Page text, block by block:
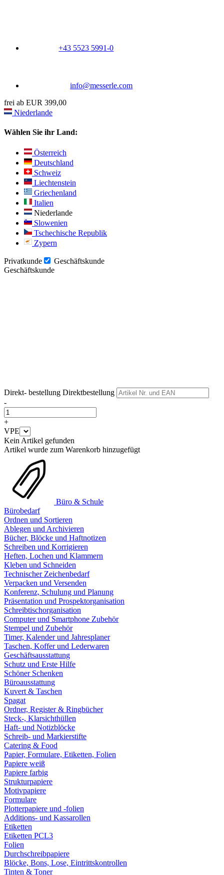
+43 5523 5991-0
info@messerle.com
frei ab EUR 399,00
Niederlande
Wählen Sie ihr Land:
Österreich
Deutschland
Schweiz
Liechtenstein
Griechenland
Italien
Niederlande
Slowenien
Tschechische Republik
Zypern
Privatkunde
Geschäftskunde
Geschäftskunde
Direkt- bestellung Direktbestellung
-
+
VPE
Kein Artikel gefunden
Artikel wurde zum Warenkorb hinzugefügt
Büro & Schule
Bürobedarf
Ordnen und Sortieren
Ablegen und Archivieren
Bücher, Blöcke und Haftnotizen
Schreiben und Korrigieren
Heften, Lochen und Klammern
Kleben und Schneiden
Technischer Zeichenbedarf
Verpacken und Versenden
Konferenz, Schulung und Planung
Präsentation und Prospektorganisation
Schreibtischorganisation
Computer und Smartphone Zubehör
Stempel und Zubehör
Timer, Kalender und Jahresplaner
Taschen, Koffer und Lederwaren
Geschäftsausstattung
Schutz und Erste Hilfe
Schöner Schenken
Büroausstattung
Kuvert & Taschen
Spagat
Ordner, Register & Ringbücher
Steck-, Klarsichthüllen
Haft- und Notizblöcke
Schreib- und Markierstifte
Catering & Food
Papier, Formulare, Etiketten, Folien
Papiere weiß
Papiere farbig
Strukturpapiere
Motivpapiere
Formulare
Plotterpapiere und -folien
Additions- und Kassarollen
Etiketten
Etiketten PCL3
Folien
Durchschreibpapiere
Blöcke, Bons, Lose, Eintrittskontrollen
Tinten & Toner